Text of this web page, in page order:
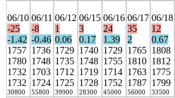
06/10
-25
-1.42
1757
1780
1732
1732
30800
06/11
-8
-0.46
1736
1748
1703
1724
55800
06/12
1
0.06
1729
1735
1712
1725
39900
06/15
3
0.17
1740
1748
1719
1728
28300
06/16
24
1.39
1729
1755
1714
1752
45000
06/17
35
2
1765
1810
1763
1787
56000
06/18
12
0.67
1808
1812
1775
1799
33500